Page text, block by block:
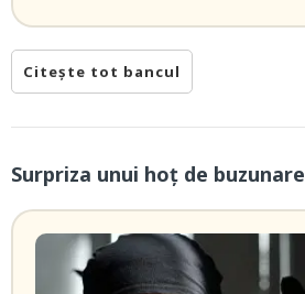
Citește tot bancul
Surpriza unui hoţ de buzunare